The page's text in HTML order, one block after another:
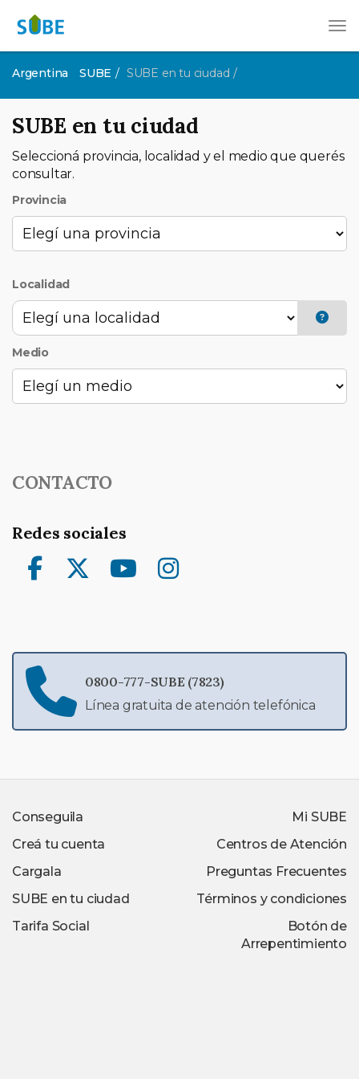
Argentina SUBE SUBE en tu ciudad
SUBE en tu ciudad
Seleccioná provincia, localidad y el medio que querés
consultar.
Provincia
Localidad
Medio
CONTACTO
Redes sociales
Facebook
TwitterYouTubeInstagram
0800-777-SUBE (7823)
Línea gratuita de atención telefónica
Conseguila
Creá tu cuenta
Cargala
SUBE en tu ciudad
Tarifa Social
Mi SUBE
Centros de Atención
Preguntas Frecuentes
Términos y condiciones
Botón de
Arrepentimiento